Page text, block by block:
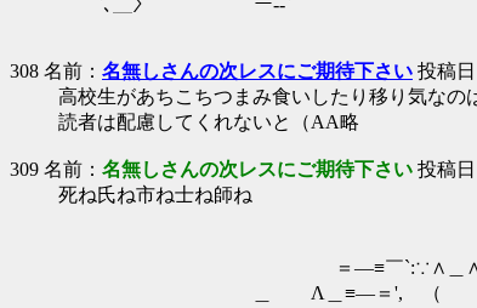
308 名前： 名無しさんの次レスにご期待下さい 投稿日
高校生があちこちつまみ食いしたり移り気なの
読者は配慮してくれないと（AA略
309 名前： 名無しさんの次レスにご期待下さい 投稿日
死ね氏ね市ね士ね師ね
゜ヾ
＝―≡￣`:∵∧＿
＿ Λ＿≡―＝', （